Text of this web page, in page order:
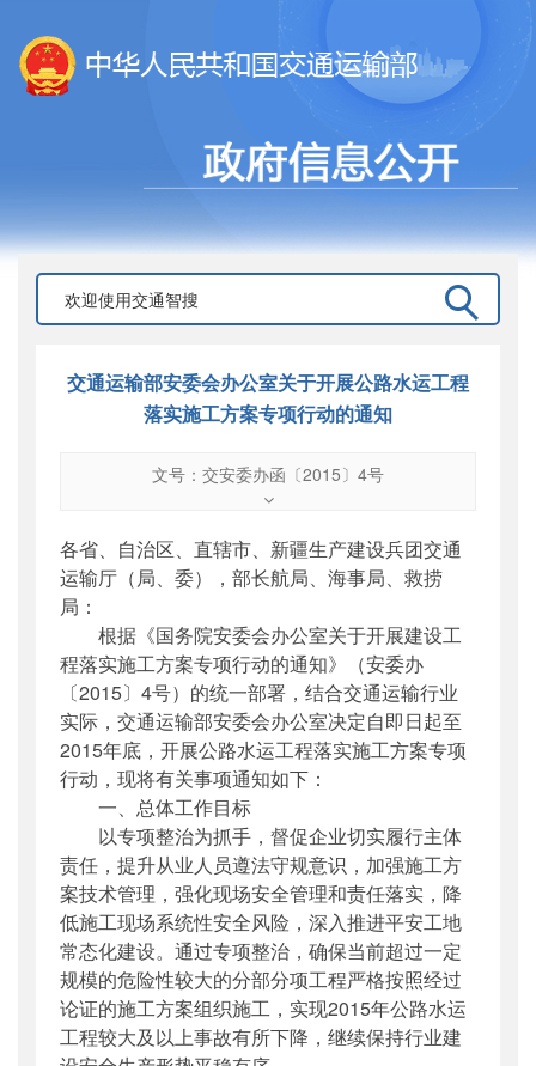
交通运输部安委会办公室关于开展公路水运工程
落实施工方案专项行动的通知
文号：交安委办函〔2015〕4号
交安委办函〔2015〕4号
公开日期：2015年04月23日
主题词 ：
公路水运工程;施工方案;专项行动
机构分类：安全与质量监督管理司
主题分类：安全质量
公文类型： 部函
各省、自治区、直辖市、新疆生产建设兵团交通
运输厅（局、委），部长航局、海事局、救捞
局：
根据《国务院安委会办公室关于开展建设工
程落实施工方案专项行动的通知》（安委办
〔2015〕4号）的统一部署，结合交通运输行业
实际，交通运输部安委会办公室决定自即日起至
2015年底，开展公路水运工程落实施工方案专项
行动，现将有关事项通知如下：
一、总体工作目标
以专项整治为抓手，督促企业切实履行主体
责任，提升从业人员遵法守规意识，加强施工方
案技术管理，强化现场安全管理和责任落实，降
低施工现场系统性安全风险，深入推进平安工地
常态化建设。通过专项整治，确保当前超过一定
规模的危险性较大的分部分项工程严格按照经过
论证的施工方案组织施工，实现2015年公路水运
工程较大及以上事故有所下降，继续保持行业建